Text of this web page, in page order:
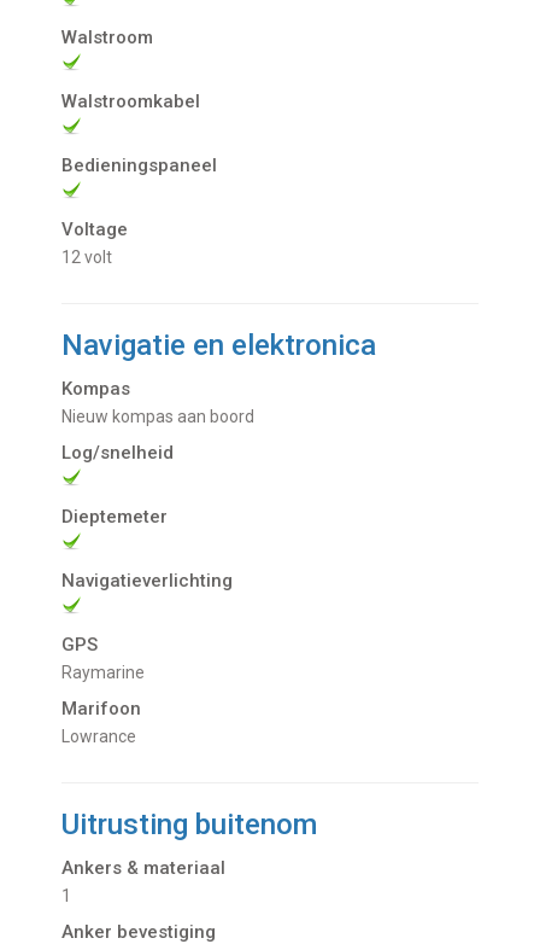
Walstroom
Walstroomkabel
Bedieningspaneel
Voltage
12 volt
Navigatie en elektronica
Kompas
nieuw kompas aan boord
Log/snelheid
Dieptemeter
Navigatieverlichting
GPS
Raymarine
Marifoon
Lowrance
Uitrusting buitenom
Ankers & materiaal
1
Anker bevestiging